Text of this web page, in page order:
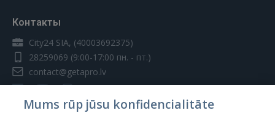
Контакты
City24 SIA, (40003692375)
28259069 (9:00-17:00 пн. - пт.)
contact@getapro.lv
Mums rūp jūsu konfidencialitāte